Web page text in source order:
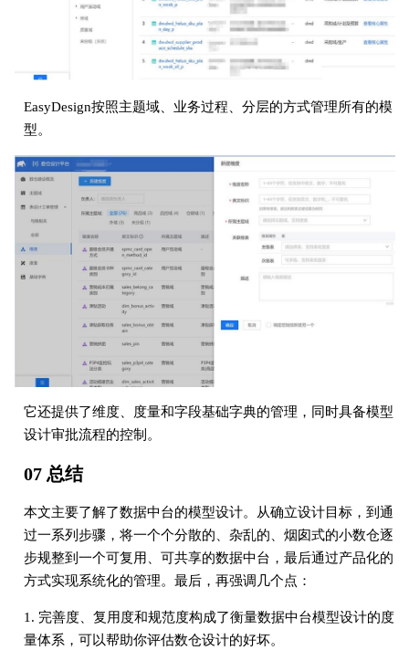
EasyDesign按照主题域、业务过程、分层的⽅式管理所有的模
型。
它还提供了维度、度量和字段基础字典的管理，同时具备模型
设计审批流程的控制。
07 总结
本文主要了解了数据中台的模型设计。从确⽴设计⽬标，到通
过⼀系列步骤，将⼀个个分散的、杂乱的、烟囱式的⼩数仓逐
步规整到⼀个可复⽤、可共享的数据中台，最后通过产品化的
⽅式实现系统化的管理。最后，再强调⼏个点：
1. 完善度、复⽤度和规范度构成了衡量数据中台模型设计的度
量体系，可以帮助你评估数仓设计的好坏。